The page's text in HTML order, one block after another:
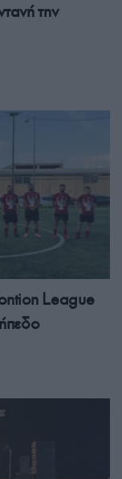
την
League